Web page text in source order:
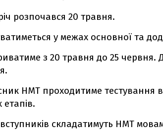
розпочався 20 травня.
у межах основної та
з 20 травня до 25 червня.
НМТ проходитиме тестування
складатимуть НМТ